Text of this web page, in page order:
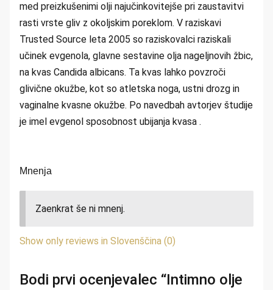
med preizkušenimi olji najučinkovitejše pri zaustavitvi
rasti vrste gliv z okoljskim poreklom. V raziskavi
Trusted Source leta 2005 so raziskovalci raziskali
učinek evgenola, glavne sestavine olja nageljnovih žbic,
na kvas Candida albicans. Ta kvas lahko povzroči
glivične okužbe, kot so atletska noga, ustni drozg in
vaginalne kvasne okužbe. Po navedbah avtorjev študije
je imel evgenol sposobnost ubijanja kvasa .
Mnenja
Zaenkrat še ni mnenj.
Show only reviews in Slovenščina (0)
Bodi prvi ocenjevalec “Intimno olje